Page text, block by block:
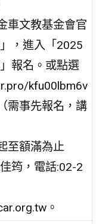
車文教基金會官
，進入「2025
報名。或點選
kfu00lbm6v
需事先報名，講
至額滿為止
筠，電話:02-2
。